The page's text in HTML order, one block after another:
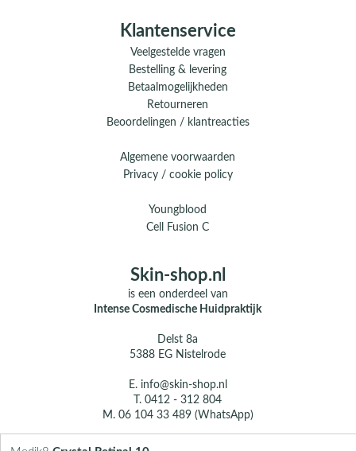
Klantenservice
Veelgestelde vragen
Bestelling & levering
Betaalmogelijkheden
Retourneren
Beoordelingen / klantreacties
Algemene voorwaarden
Privacy / cookie policy
Youngblood
Cell Fusion C
Skin-shop.nl
is een onderdeel van
Intense Cosmedische Huidpraktijk
Delst 8a
5388 EG Nistelrode
E. info@skin-shop.nl
T.0412 - 312 804
M. 06 104 33 489 (WhatsApp)